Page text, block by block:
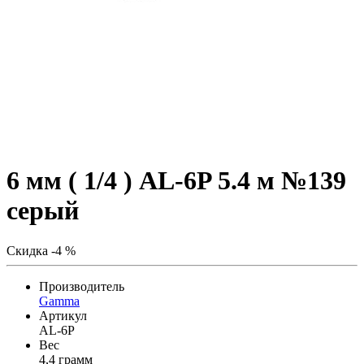
6 мм ( 1/4 ) AL-6P 5.4 м №139
серый
Скидка -4 %
Производитель
Gamma
Артикул
AL-6P
Вес
4,4 грамм